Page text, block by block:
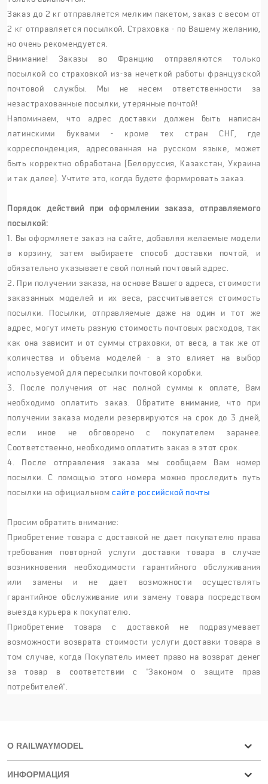
Заказ до 2 кг отправляется мелким пакетом, заказ с весом от
2 кг отправляется посылкой. Страховка - по Вашему желанию,
но очень рекомендуется.
Внимание! Заказы во Францию отправляются только
посылкой со страховкой из-за нечеткой работы французской
почтовой службы. Мы не несем ответственности за
незастрахованные посылки, утерянные почтой!
Напоминаем, что адрес доставки должен быть написан
латинскими буквами - кроме тех стран СНГ, где
корреспонденция, адресованная на русском языке, может
быть корректно обработана (Белоруссия, Казахстан, Украина
и так далее). Учтите это, когда будете формировать заказ.
Порядок действий при оформлении заказа, отправляемого
посылкой:
1. Вы оформляете заказ на сайте, добавляя желаемые модели
в корзину, затем выбираете способ доставки почтой, и
обязательно указываете свой полный почтовый адрес.
2. При получении заказа, на основе Вашего адреса, стоимости
заказанных моделей и их веса, рассчитывается стоимость
посылки. Посылки, отправляемые даже на один и тот же
адрес, могут иметь разную стоимость почтовых расходов, так
как она зависит и от суммы страховки, от веса, а так же от
количества и объема моделей - а это влияет на выбор
используемой для пересылки почтовой коробки.
3. После получения от нас полной суммы к оплате, Вам
необходимо оплатить заказ. Обратите внимание, что при
получении заказа модели резервируются на срок до 3 дней,
если иное не обговорено с покупателем заранее.
Соответственно, необходимо оплатить заказ в этот срок.
4. После отправления заказа мы сообщаем Вам номер
посылки. С помощью этого номера можно проследить путь
посылки на официальномсайте российской почты
Просим обратить внимание:
Приобретение товара с доставкой не дает покупателю права
требования повторной услуги доставки товара в случае
возникновения необходимости гарантийного обслуживания
или замены и не дает возможности осуществлять
гарантийное обслуживание или замену товара посредством
выезда курьера к покупателю.
Приобретение товара с доставкой не подразумевает
возможности возврата стоимости услуги доставки товара в
том случае, когда Покупатель имеет право на возврат денег
за товар в соответствии с "Законом о защите прав
потребителей".
О RAILWAYMODEL
ИНФОРМАЦИЯ